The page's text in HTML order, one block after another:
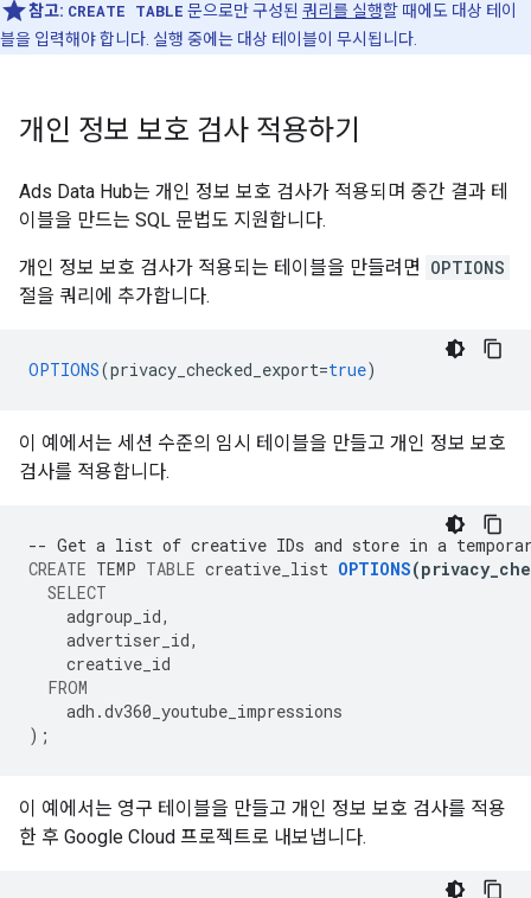
참고: CREATE TABLE 문으로만 구성된 쿼리를 실행할 때에도 대상 테이
블을 입력해야 합니다. 실행 중에는 대상 테이블이 무시됩니다.
개인 정보 보호 검사 적용하기
Ads Data Hub는 개인 정보 보호 검사가 적용되며 중간 결과 테
이블을 만드는 SQL 문법도 지원합니다.
개인 정보 보호 검사가 적용되는 테이블을 만들려면 OPTIONS
절을 쿼리에 추가합니다.
OPTIONS(privacy_checked_export=true)
이 예에서는 세션 수준의 임시 테이블을 만들고 개인 정보 보호
검사를 적용합니다.
-- Get a list of creative IDs and store in a
CREATE TEMP TABLE creative_list OPTIONS(
SELECT
adgroup_id,
advertiser_id,
creative_id
FROM
adh .dv360_youtube_impressions
);
이 예에서는 영구 테이블을 만들고 개인 정보 보호 검사를 적용
한 후 Google Cloud 프로젝트로 내보냅니다.